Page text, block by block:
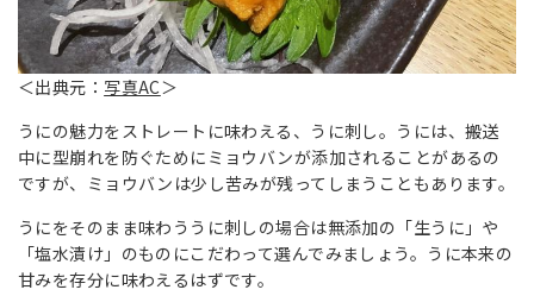
＜出典元： 写真AC＞
うにの魅力をストレートに味わえる、うに刺し。うには、搬送
中に型崩れを防ぐためにミョウバンが添加されることがあるの
ですが、ミョウバンは少し苦みが残ってしまうこともあります。
うにをそのまま味わううに刺しの場合は無添加の「生うに」や
「塩水漬け」のものにこだわって選んでみましょう。うに本来の
甘みを存分に味わえるはずです。